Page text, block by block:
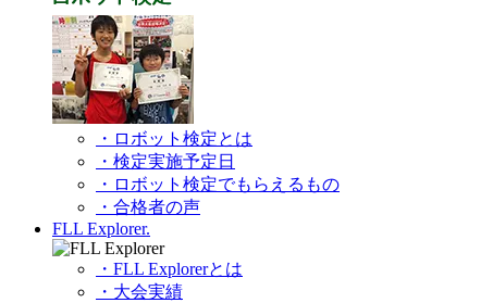
・ロボット検定とは
・検定実施予定日
・ロボット検定でもらえるもの
・合格者の声
FLL Explorer.
・FLL Explorerとは
・大会実績